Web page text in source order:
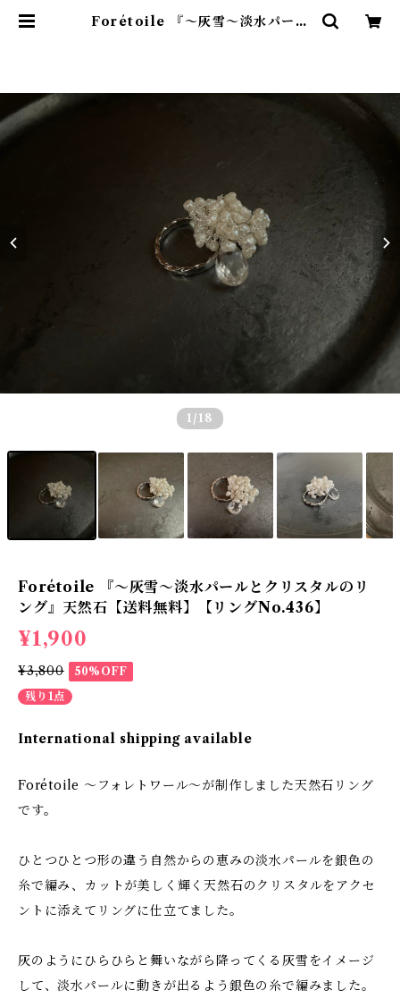
Forétoile 『～灰雪～淡水パール
1 /18
Forétoile 『～灰雪～淡水パールとクリスタルのリ
ング』天然石【送料無料】【リングNo.436】
¥1,900
¥3,800
50%OFF
残り1点
International shipping available
Forétoile ～フォレトワール～が制作しました天然石リング
です。
ひとつひとつ形の違う自然からの恵みの淡水パールを銀色の
糸で編み、カットが美しく輝く天然石のクリスタルをアクセ
ントに添えてリングに仕立てました。
灰のようにひらひらと舞いながら降ってくる灰雪をイメージ
して、淡水パールに動きが出るよう銀色の糸で編みました。